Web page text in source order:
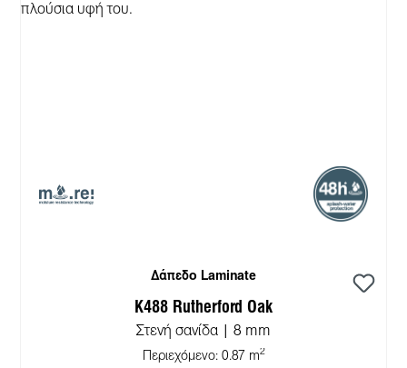
Δάπεδο Laminate
K488 Rutherford Oak
Στενή σανίδα | 8 mm
Περιεχόμενο: 0.87 m2